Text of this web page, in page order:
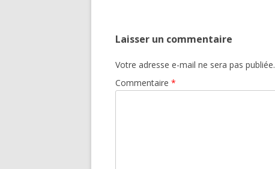
Laisser un commentaire
Votre adresse e-mail ne sera pas publiée.
Commentaire *